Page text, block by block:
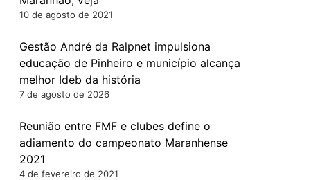
10 de agosto de 2021
Gestão André da Ralpnet impulsiona
educação de Pinheiro e município alcança
melhor Ideb da história
7 de agosto de 2026
Reunião entre FMF e clubes define o
adiamento do campeonato Maranhense
2021
4 de fevereiro de 2021